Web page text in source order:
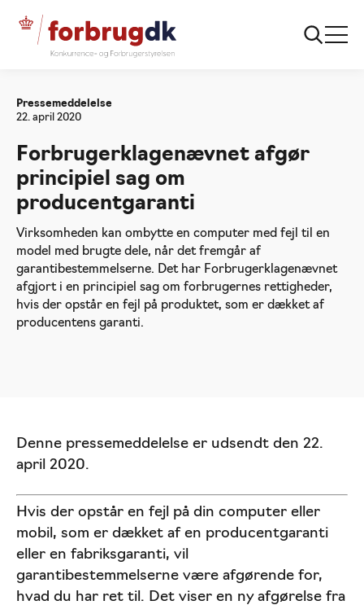
Forside
Forbrugerklagenævnet afgør principiel sag
om producentgaranti
Pressemeddelelse
22. april 2020
Forbrugerklagenævnet afgør
principiel sag om
producentgaranti
Virksomheden kan ombytte en computer med fejl til en
model med brugte dele, når det fremgår af
garantibestemmelserne. Det har Forbrugerklagenævnet
afgjort i en principiel sag om forbrugernes rettigheder,
hvis der opstår en fejl på produktet, som er dækket af
producentens garanti.
Denne pressemeddelelse er udsendt den 22.
april 2020.
Hvis der opstår en fejl på din computer eller
mobil, som er dækket af en producentgaranti
eller en fabriksgaranti, vil
garantibestemmelserne være afgørende for,
hvad du har ret til. Det viser en ny afgørelse fra